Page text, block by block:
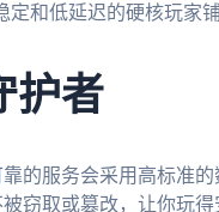
和低延迟的硬核玩家铺
护者
的服务会采用高标准
窃取或篡改，让你玩